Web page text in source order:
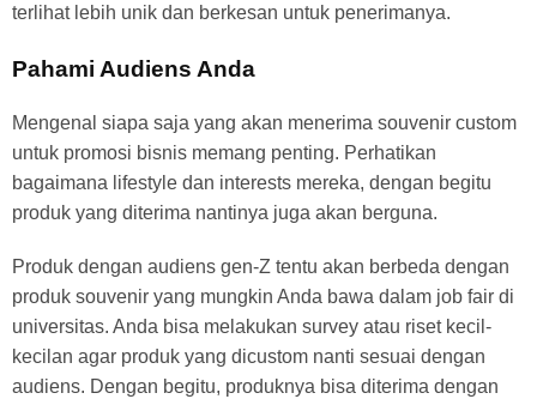
terlihat lebih unik dan berkesan untuk penerimanya.
Pahami Audiens Anda
Mengenal siapa saja yang akan menerima souvenir custom
untuk promosi bisnis memang penting. Perhatikan
bagaimana lifestyle dan interests mereka, dengan begitu
produk yang diterima nantinya juga akan berguna.
Produk dengan audiens gen-Z tentu akan berbeda dengan
produk souvenir yang mungkin Anda bawa dalam job fair di
universitas. Anda bisa melakukan survey atau riset kecil-
kecilan agar produk yang dicustom nanti sesuai dengan
audiens. Dengan begitu, produknya bisa diterima dengan